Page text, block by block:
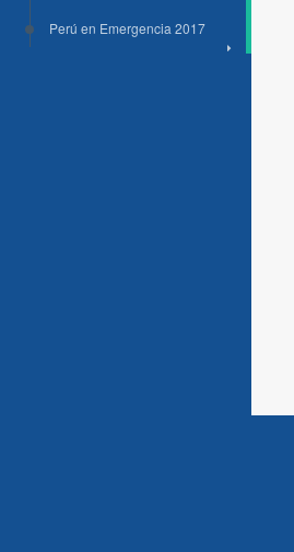
Perú en Emergencia 2017